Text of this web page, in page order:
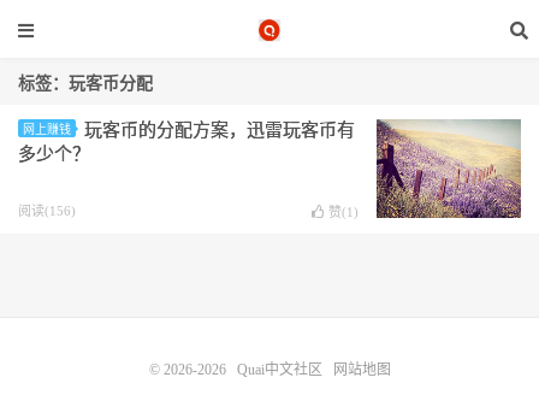
标签：玩客币分配
网上赚钱
玩客币的分配方案，迅雷玩客币有
多少个？
阅读(156) 赞(1 )
© 2026-2026 Quai中文社区 网站地图